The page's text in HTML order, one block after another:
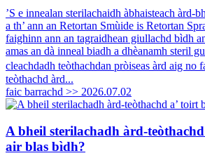
’S e innealan sterilachaidh àbhaisteach àrd-
a th’ ann an Retortan Smùide is Retortan
faighinn ann an tagraidhean giullachd bìdh
amas an dà inneal biadh a dhèanamh steril
cleachdadh teòthachdan pròiseas àrd aig
teòthachd àrd...
faic barrachd >> 2026.07.02
A bheil sterilachadh àrd-
air blas bìdh?